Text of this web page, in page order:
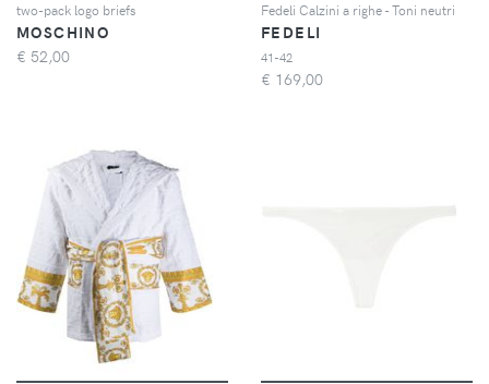
two-pack logo briefs
MOSCHINO
€ 52,00
Fedeli Calzini a righe - Toni neutri
FEDELI
41-42
€ 169,00